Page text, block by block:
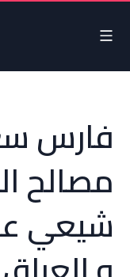
فارس
مصالح
شيعي